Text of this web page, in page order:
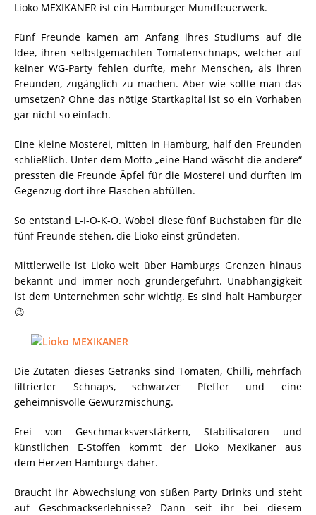
Lioko MEXIKANER ist ein Hamburger Mundfeuerwerk.
Fünf Freunde kamen am Anfang ihres Studiums auf die
Idee, ihren selbstgemachten Tomatenschnaps, welcher auf
keiner WG-Party fehlen durfte, mehr Menschen, als ihren
Freunden, zugänglich zu machen. Aber wie sollte man das
umsetzen? Ohne das nötige Startkapital ist so ein Vorhaben
gar nicht so einfach.
Eine kleine Mosterei, mitten in Hamburg, half den Freunden
schließlich. Unter dem Motto „eine Hand wäscht die andere“
pressten die Freunde Äpfel für die Mosterei und durften im
Gegenzug dort ihre Flaschen abfüllen.
So entstand L-I-O-K-O. Wobei diese fünf Buchstaben für die
fünf Freunde stehen, die Lioko einst gründeten.
Mittlerweile ist Lioko weit über Hamburgs Grenzen hinaus
bekannt und immer noch gründergeführt. Unabhängigkeit
ist dem Unternehmen sehr wichtig. Es sind halt Hamburger
😉
Die Zutaten dieses Getränks sind Tomaten, Chilli, mehrfach
filtrierter Schnaps, schwarzer Pfeffer und eine
geheimnisvolle Gewürzmischung.
Frei von Geschmacksverstärkern, Stabilisatoren und
künstlichen E-Stoffen kommt der Lioko Mexikaner aus
dem Herzen Hamburgs daher.
Braucht ihr Abwechslung von süßen Party Drinks und steht
auf Geschmackserlebnisse? Dann seit ihr bei diesem